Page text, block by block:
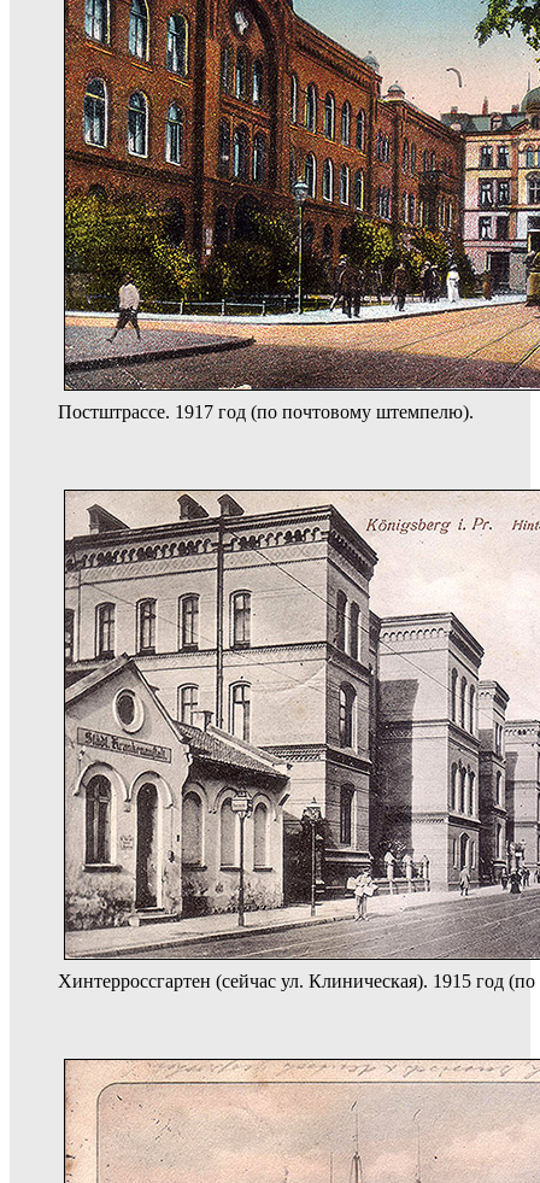
Постштрассе. 1917 год (по почтовому штемпелю).
Хинтерроссгартен (сейчас ул. Клиническая). 1915 год